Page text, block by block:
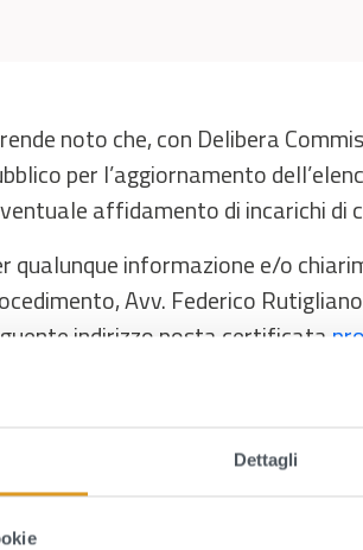
Dettagli
noto che, con Delibera
per l’aggiornamento
affidamento di incarichi di
qualunque informazione e/o
Avv. Federico
indirizzo posta certificata
domanda di iscrizione/
PEC dell’Ente